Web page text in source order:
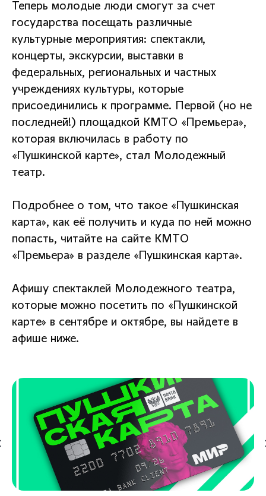
Теперь молодые люди смогут за счет
государства посещать различные
культурные мероприятия: спектакли,
концерты, экскурсии, выставки в
федеральных, региональных и частных
учреждениях культуры, которые
присоединились к программе. Первой (но не
последней!) площадкой КМТО «Премьера»,
которая включилась в работу по
«Пушкинской карте», стал Молодежный
театр.
Подробнее о том, что такое «Пушкинская
карта», как её получить и куда по ней можно
попасть, читайте на сайте КМТО
«Премьера» в разделе «Пушкинская карта».
Афишу спектаклей Молодежного театра,
которые можно посетить по «Пушкинской
карте» в сентябре и октябре, вы найдете в
афише ниже.